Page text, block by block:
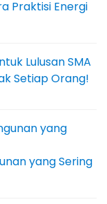
Praktisi Energi
Lulusan SMA
Setiap Orang!
yang Sering